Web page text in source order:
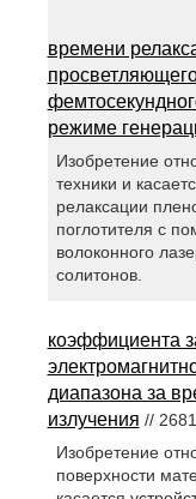
времени
режиме
Изобретение
техники и
релаксации
поглотителя с
волоконного
солитонов.
коэффициента
диапазона за
излучения //
Изобретение
поверхности